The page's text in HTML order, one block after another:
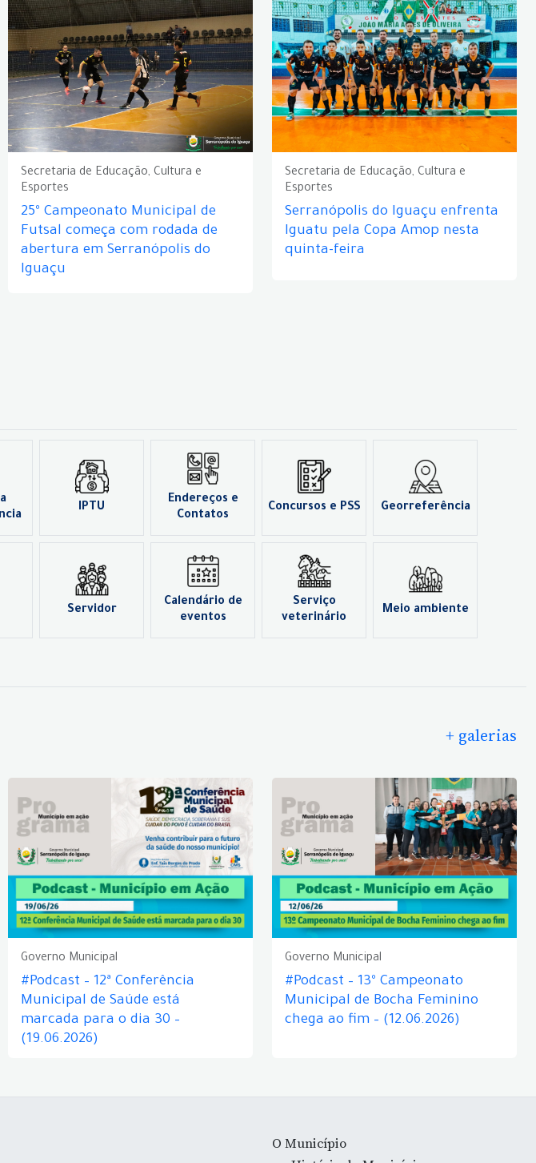
Secretaria de Educação, Cultura e
Esportes
25º Campeonato Municipal de
Futsal começa com rodada de
abertura em Serranópolis do
Iguaçu
Secretaria de Educação, Cultura e
Esportes
Serranópolis do Iguaçu enfrenta
Iguatu pela Copa Amop nesta
quinta-feira
IPTU
Endereços e
Contatos
Concursos e PSS Georreferência
Servidor
Calendário de
eventos
Serviço
veterinário
Meio ambiente
+ galerias
Governo Municipal
#Podcast – 12ª Conferência
Municipal de Saúde está
marcada para o dia 30 –
(19.06.2026)
Governo Municipal
#Podcast – 13º Campeonato
Municipal de Bocha Feminino
chega ao fim – (12.06.2026)
O Município